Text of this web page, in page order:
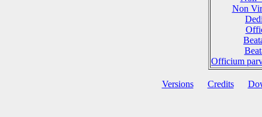
Non
Officium
Versions Credits